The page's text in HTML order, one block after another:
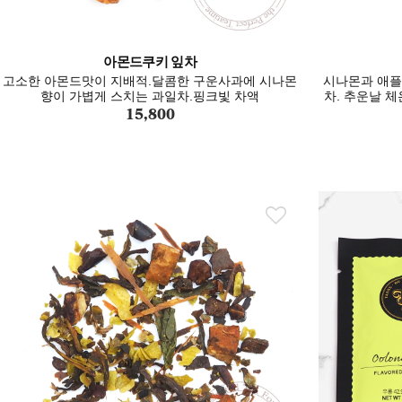
아몬드쿠키 잎차
고소한 아몬드맛이 지배적.달콤한 구운사과에 시나몬
향이 가볍게 스치는 과일차.핑크빛 차액
15,800
시나몬과 애
차. 추운날 체